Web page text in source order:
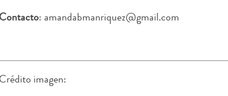
Contacto: amandabmanriquez@gmail.com
Crédito imagen: